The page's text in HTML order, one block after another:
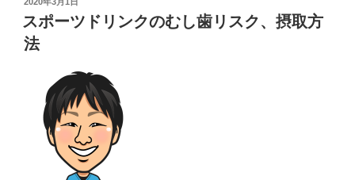
ッ
ク
と
稿
日:
スポーツドリンクのむし歯リスク、摂取方
法